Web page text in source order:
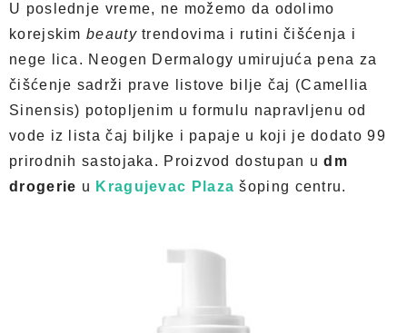
U poslednje vreme, ne možemo da odolimo
korejskimbeautytrendovima i rutini čišćenja i
nege lica. Neogen Dermalogy umirujuća pena za
čišćenje sadrži prave listove bilje čaj (Camellia
Sinensis) potopljenim u formulu napravljenu od
vode iz lista čaj biljke i papaje u koji je dodato 99
prirodnih sastojaka. Proizvod dostupan udm
drogerie u Kragujevac Plaza šoping centru.